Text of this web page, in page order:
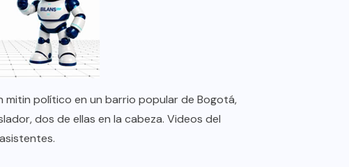
mitin político en un barrio popular de Bogotá,
dos de ellas en la cabeza. Videos del